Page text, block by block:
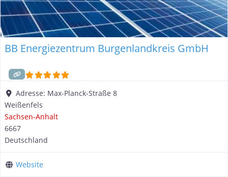
BB Energiezentrum Burgenlandkreis GmbH
Adresse: Max-Planck-Straße 8
Weißenfels
Sachsen-Anhalt
6667
Deutschland
Website